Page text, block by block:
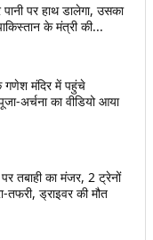
पर हाथ डालेगा, उसका
के मंत्री की...
मंदिर में पहुंचे
अर्चना का वीडियो आया
तबाही का मंजर, 2 ट्रेनों
ड्राइवर की मौत